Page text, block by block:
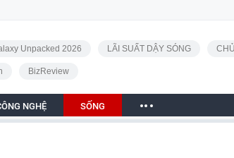
Unpacked 2026 LÃI SUẤT DẬY SÓNG
BizReview
NGHỆ SỐNG